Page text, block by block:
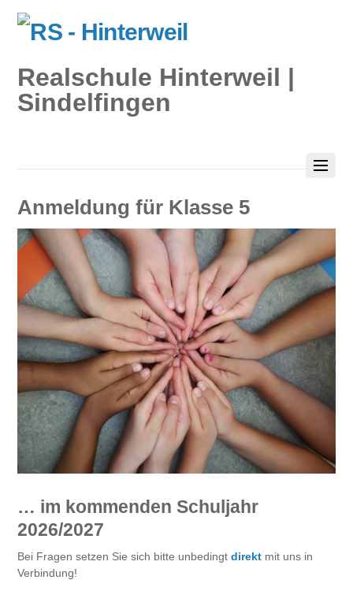
Realschule Hinterweil |
Sindelfingen
Anmeldung für Klasse 5
… im kommenden Schuljahr
2026/2027
Bei Fragen setzen Sie sich bitte unbedingtdirekt mit uns in
Verbindung!